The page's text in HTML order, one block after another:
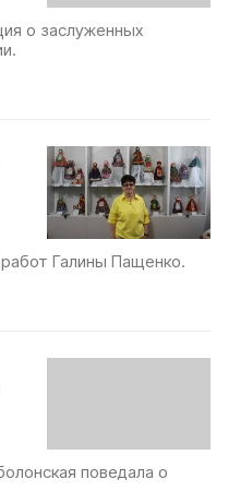
о заслуженных
Галины Пащенко.
поведала о